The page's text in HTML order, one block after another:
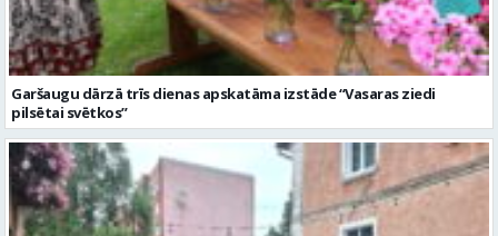
Garšaugu dārzā trīs dienas apskatāma izstāde “Vasaras ziedi
pilsētai svētkos”